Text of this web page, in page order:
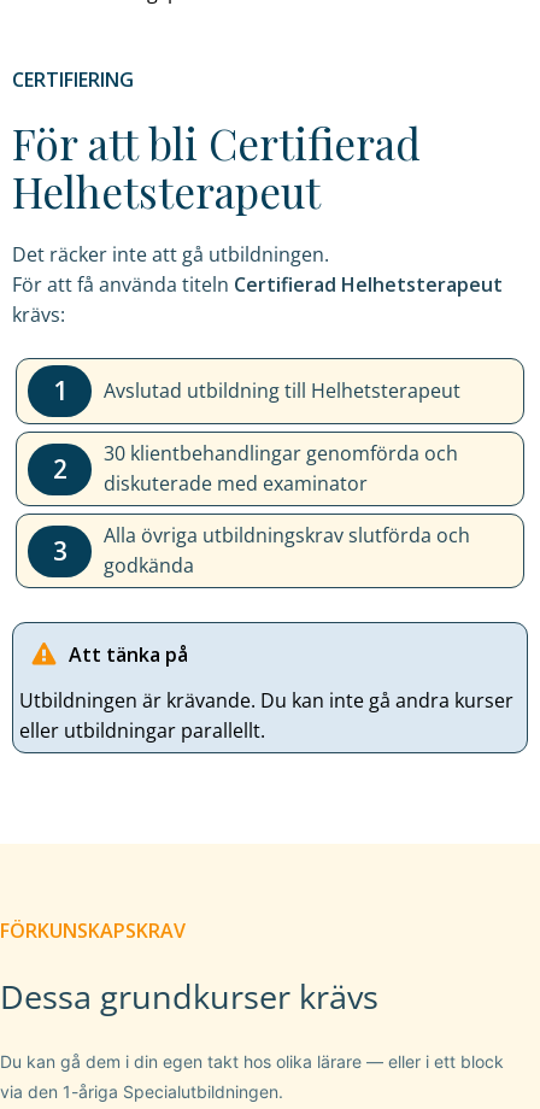
CERTIFIERING
För att bli Certifierad
Helhetsterapeut
Det räcker inte att gå utbildningen.
För att få använda titeln Certifierad Helhetsterapeut
krävs:
1 Avslutad utbildning till Helhetsterapeut
2
30 klientbehandlingar genomförda och
diskuterade med examinator
3
Alla övriga utbildningskrav slutförda och
godkända
Att tänka på
Utbildningen är krävande. Du kan inte gå andra kurser
eller utbildningar parallellt.
FÖRKUNSKAPSKRAV
Dessa grundkurser krävs
Du kan gå dem i din egen takt hos olika lärare — eller i ett block
via den 1-åriga Specialutbildningen.
ditt
när
du
surfar
ökar
du
chansen
att
få
se
personligt
anpassat
innehåll
och
erbjudanden.